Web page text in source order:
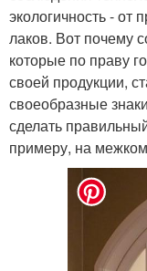
экологичность - от
лаков. Вот почему
которые по праву
своей продукции,
своеобразные
сделать
примеру, на